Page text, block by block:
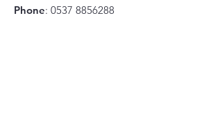
Phone: 0537 8856288